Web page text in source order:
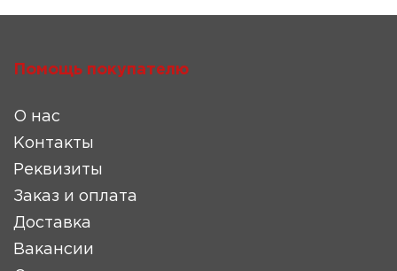
Помощь покупателю
О нас
Контакты
Реквизиты
Заказ и оплата
Доставка
Вакансии